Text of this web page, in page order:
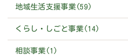
地域生活支援事業(59)
くらし・しごと事業(14)
相談事業(1)